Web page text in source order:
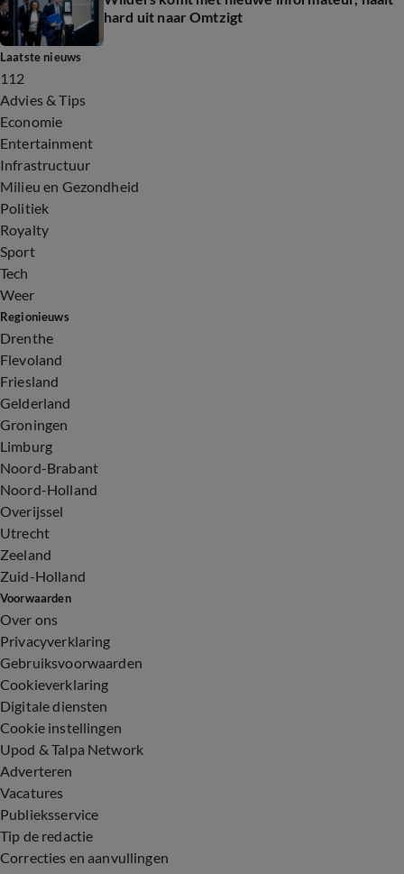
hard uit naar Omtzigt
Laatste nieuws
112
Advies & Tips
Economie
Entertainment
Infrastructuur
Milieu en Gezondheid
Politiek
Royalty
Sport
Tech
Weer
Regionieuws
Drenthe
Flevoland
Friesland
Gelderland
Groningen
Limburg
Noord-Brabant
Noord-Holland
Overijssel
Utrecht
Zeeland
Zuid-Holland
Voorwaarden
Over ons
Privacyverklaring
Gebruiksvoorwaarden
Cookieverklaring
Digitale diensten
Cookie instellingen
Upod & Talpa Network
Adverteren
Vacatures
Publieksservice
Tip de redactie
Correcties en aanvullingen